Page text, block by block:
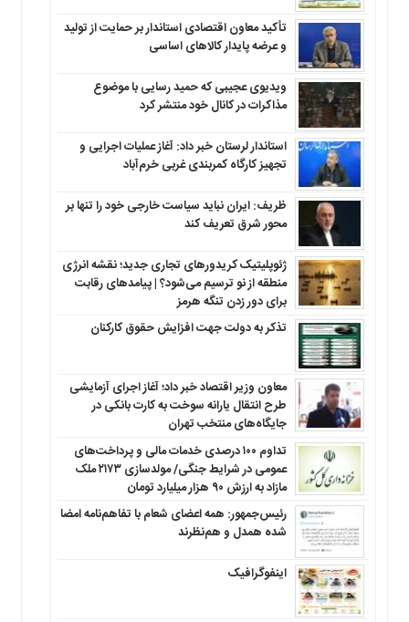
تأکید معاون اقتصادی استاندار بر حمایت از تولید
و عرضه پایدار کالاهای اساسی
ویدیوی عجیبی که حمید رسایی با موضوع
مذاکرات در کانال خود منتشر کرد
استاندار لرستان خبر داد: آغاز عملیات اجرایی و
تجهیز کارگاه کمربندی غربی خرم‌آباد
ظریف: ایران نباید سیاست خارجی خود را تنها بر
محور شرق تعریف کند
ژئوپلیتیک کریدورهای تجاری جدید؛ نقشه انرژی
منطقه‌ از نو ترسیم می‌شود؟ | پیامدهای رقابت
برای دور زدن تنگه هرمز
تذکر به دولت جهت افزایش حقوق کارکنان ‌
معاون وزیر اقتصاد خبر داد؛ آغاز اجرای آزمایشی
طرح انتقال یارانه سوخت به کارت بانکی در
جایگاه‌های منتخب تهران
تداوم ۱۰۰ درصدی خدمات مالی و پرداخت‌های
عمومی در شرایط جنگی/ مولدسازی ۲۱۷۳ ملک
مازاد به ارزش ۹۰ هزار میلیارد تومان
رئیس‌جمهور: همه اعضای شعام با تفاهم‌نامه امضا
شده همدل و هم‌نظرند
اینفوگرافیک